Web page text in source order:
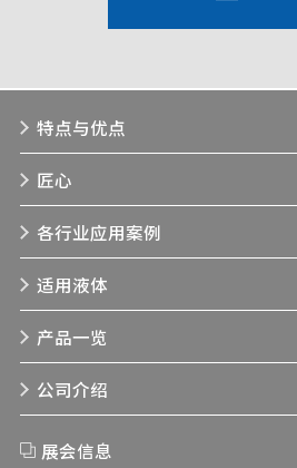
特点与优点
匠心
各行业应用案例
适用液体
产品一览
公司介绍
展会信息